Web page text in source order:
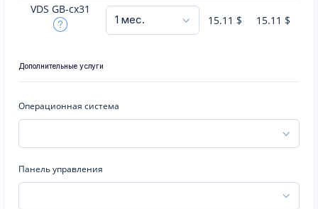
VDS GB-cx31
15.11 $ 15.11 $
Дополнительные услуги
Операционная система
Панель управления